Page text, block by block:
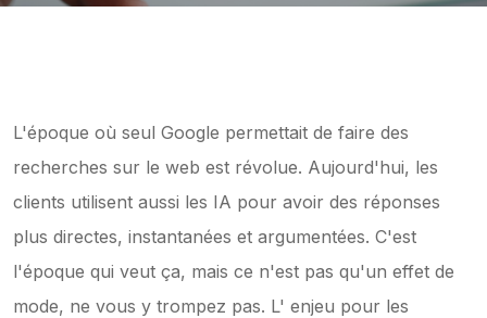
L'époque où seul Google permettait de faire des
recherches sur le web est révolue. Aujourd'hui, les
clients utilisent aussi les IA pour avoir des réponses
plus directes, instantanées et argumentées. C'est
l'époque qui veut ça, mais ce n'est pas qu'un effet de
mode, ne vous y trompez pas. L' enjeu pour les